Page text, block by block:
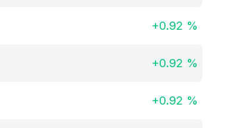
+0.92 %
+0.92 %
+0.92 %